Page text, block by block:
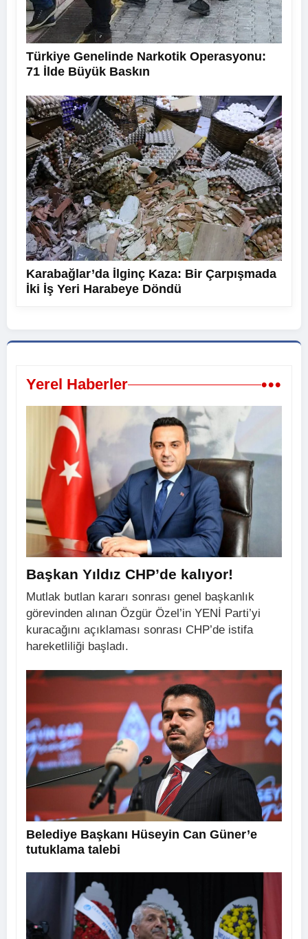
Türkiye Genelinde Narkotik Operasyonu:
71 İlde Büyük Baskın
Karabağlar’da İlginç Kaza: Bir Çarpışmada
İki İş Yeri Harabeye Döndü
Yerel Haberler •••
Başkan Yıldız CHP’de kalıyor!
Mutlak butlan kararı sonrası genel başkanlık
görevinden alınan Özgür Özel’in YENİ Parti’yi
kuracağını açıklaması sonrası CHP’de istifa
hareketliliği başladı.
Belediye Başkanı Hüseyin Can Güner’e
tutuklama talebi